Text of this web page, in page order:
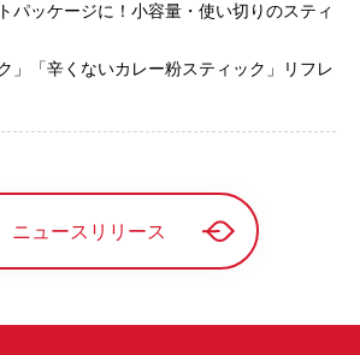
パッケージに！小容量・使い切りのスティ
」「辛くないカレー粉スティック」リフレ
ニュースリリース